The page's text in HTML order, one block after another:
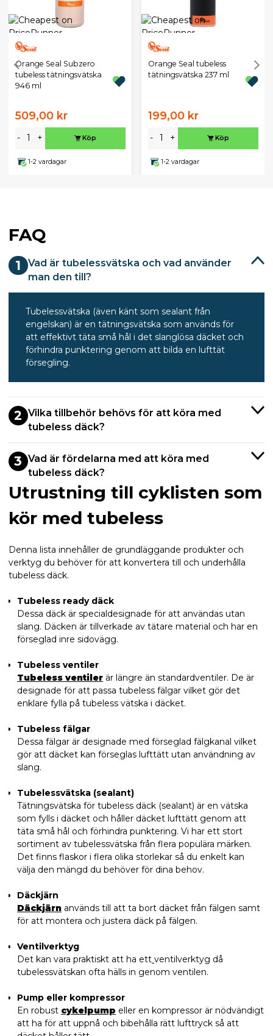
Orange Seal Subzero
tubeless tätningsvätska
946 ml
509,00 kr
- + Köp
1-2 vardagar
Orange Seal tubeless
tätningsvätska 237 ml
199,00 kr
- + Köp
1-2 vardagar
FAQ
1
Vad är tubelessvätska och vad använder
man den till?
Tubelessvätska (även känt som sealant från
engelskan) är en tätningsvätska som används för
att effektivt täta små hål i det slanglösa däcket och
förhindra punktering genom att bilda en lufttät
försegling.
2 Vilka tillbehör behövs för att köra med
tubeless däck?
3 Vad är fördelarna med att köra med
tubeless däck?
Utrustning till cyklisten som
kör med tubeless
Denna lista innehåller de grundläggande produkter och
verktyg du behöver för att konvertera till och underhålla
tubeless däck.
Tubeless ready däck
Dessa däck är specialdesignade för att användas utan
slang. Däcken är tillverkade av tätare material och har en
förseglad inre sidovägg.
Tubeless ventiler
Tubeless ventiler är längre än standardventiler. De är
designade för att passa tubeless fälgar vilket gör det
enklare fylla på tubeless vätska i däcket.
Tubeless fälgar
Dessa fälgar är designade med förseglad fälgkanal vilket
gör att däcket kan förseglas lufttätt utan användning av
slang.
Tubelessvätska (sealant)
Tätningsvätska för tubeless däck (sealant) är en vätska
som fylls i däcket och håller däcket lufttätt genom att
täta små hål och förhindra punktering. Vi har ett stort
sortiment av tubelessvätska från flera populära märken.
Det finns flaskor i flera olika storlekar så du enkelt kan
välja den mängd du behöver för dina behov.
Däckjärn
Däckjärn används till att ta bort däcket från fälgen samt
för att montera och justera däck på fälgen.
Ventilverktyg
Det kan vara praktiskt att ha ett ventilverktyg då
tubelessvätskan ofta hälls in genom ventilen.
Pump eller kompressor
En robust cykelpump eller en kompressor är nödvändigt
att ha för att uppnå och bibehålla rätt lufttryck så att